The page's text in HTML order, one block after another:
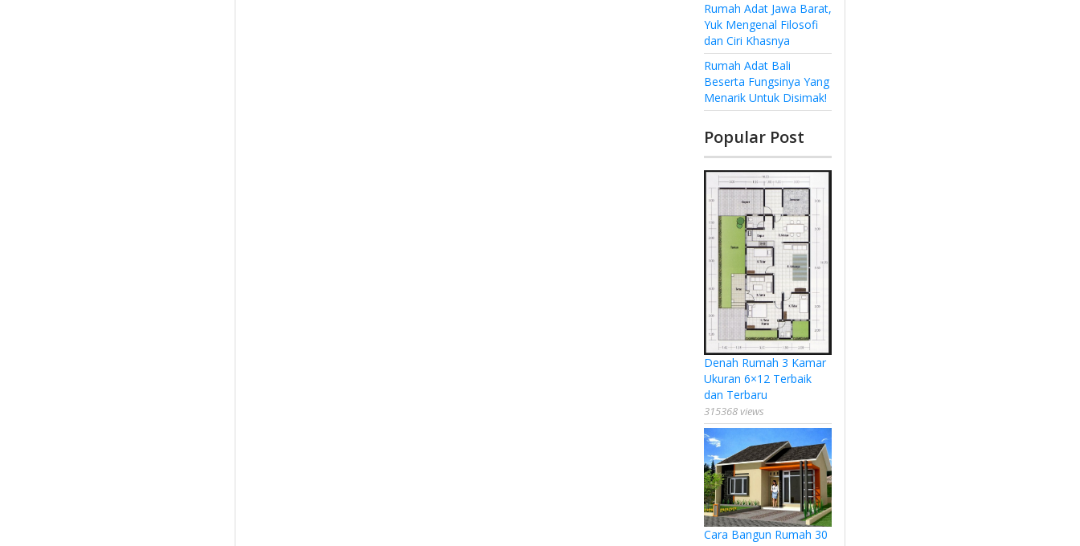
Rumah Adat Jawa Barat,
Yuk Mengenal Filosofi
dan Ciri Khasnya
Rumah Adat Bali
Beserta Fungsinya Yang
Menarik Untuk Disimak!
Popular Post
Denah Rumah 3 Kamar
Ukuran 6×12 Terbaik
dan Terbaru
315368 views
Cara Bangun Rumah 30